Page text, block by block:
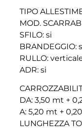
TIPO
MOD.
SFILO: si
BRANDEGGIO:
RULLO:
ADR: si
DA: 3,50 mt +
A: 5,20 mt +
LUNGHEZZA